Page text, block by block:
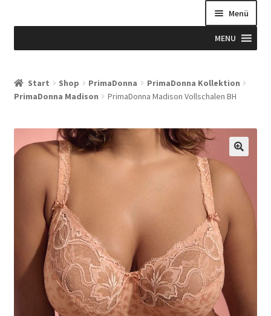
Menü
MENU
Allgemeine Geschäftsbedingungen
Beispiel-Seite
Blogue
Caixa
Carrello
Start Shop PrimaDonna
PrimaDonna Kollektion
PrimaDonna Madison
PrimaDonna Madison Vollschalen BH